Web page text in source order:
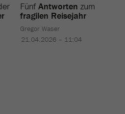
FünfAntworten zum
fragilen Reisejahr
Gregor Waser
21.04.2026 – 11:04